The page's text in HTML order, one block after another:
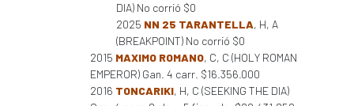
DIA) No corrió $0
2025 NN 25 TARANTELLA, H, A
(BREAKPOINT) No corrió $0
2015 MAXIMO ROMANO, C, C (HOLY ROMAN
EMPEROR) Gan. 4 carr. $16.356.000
2016 TONCARIKI, H, C (SEEKING THE DIA)